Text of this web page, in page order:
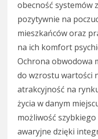
obecność systemów
pozytywnie na
mieszkańców oraz
na ich komfort
Ochrona obwodowa
do wzrostu wartości
atrakcyjność na
życia w danym
możliwość
awaryjne dzięki